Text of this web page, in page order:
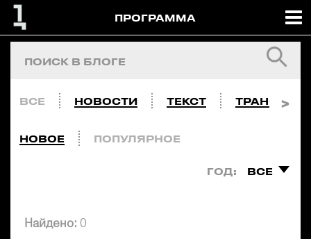
ПРОГРАММА
ВСЕ НОВОСТИ ТЕКСТ
НОВОЕ ПОПУЛЯРНОЕ
ГОД: ВСЕ
Найдено: 0